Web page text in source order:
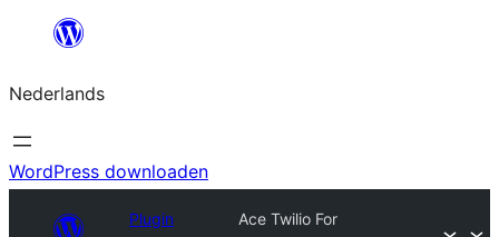
de
inhoud
Nederlands
WordPress downloaden
Plugin
Ace Twilio For